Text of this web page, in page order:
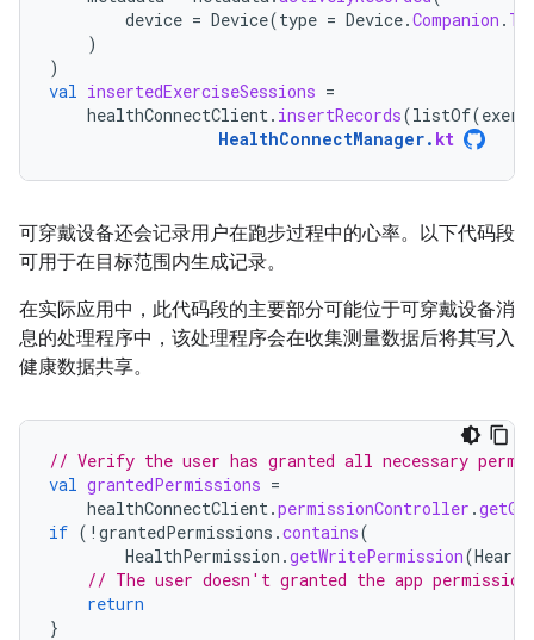
device = Device(type = Device.Companion .
)
)
val insertedExerciseSessions =
healthConnectClient. insertRecords(listOf(
HealthConnectManager. kt
可穿戴设备还会记录用户在跑步过程中的心率。以下代码段
可用于在目标范围内生成记录。
在实际应用中，此代码段的主要部分可能位于可穿戴设备消
息的处理程序中，该处理程序会在收集测量数据后将其写入
健康数据共享。
// Verify the user has granted all necessary
val grantedPermissions =
healthConnectClient.permissionController .
if ( ! grantedPermissions .contains(
HealthPermission .getWritePermission(
// The user doesn't granted the app
return
}